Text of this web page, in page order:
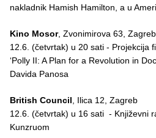
nakladnik Hamish Hamilton, a u
Kino Mosor, Zvonimirova 63, Zagreb
12.6. (četvrtak) u 20 sati - Projekcija
‘Polly II: A Plan for a Revolution in
Davida Panosa
British Council, Ilica 12, Zagreb
12.6. (četvrtak) u 16 sati - Književni
Kunzruom